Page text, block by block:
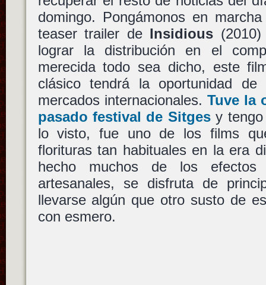
domingo. Pongámonos en
teaser trailer de Insidious
lograr la distribución en el
merecida todo sea dicho, este
clásico tendrá la oportunidad
mercados internacionales. Tuve la
pasado festival de Sitgesy tengo
lo visto, fue uno de los films
florituras tan habituales en la era
hecho muchos de los efectos
artesanales, se disfruta de
llevarse algún que otro susto de
con esmero.